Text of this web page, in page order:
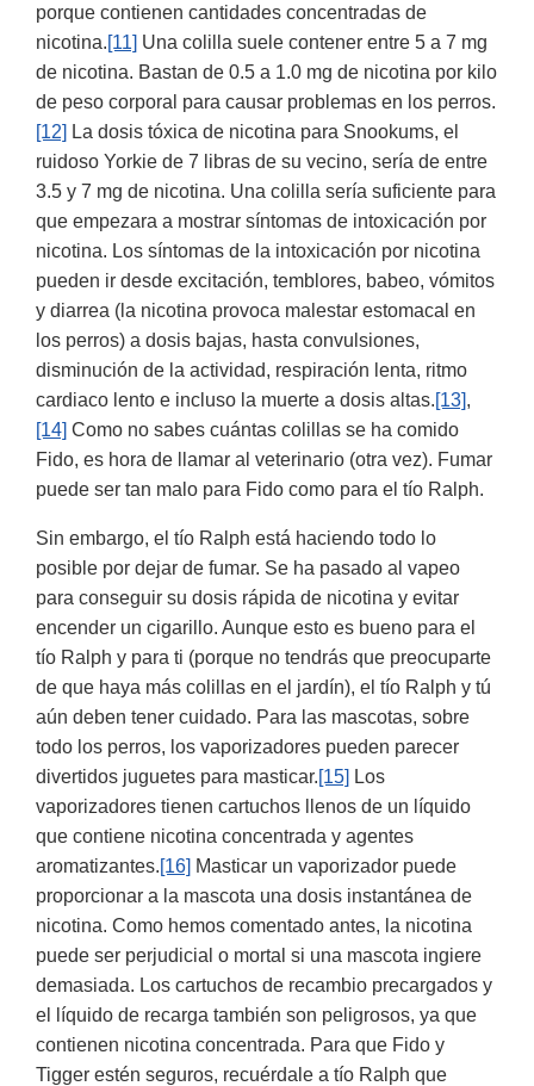
porque contienen cantidades concentradas de
nicotina.[11] Una colilla suele contener entre 5 a 7 mg
de nicotina. Bastan de 0.5 a 1.0 mg de nicotina por kilo
de peso corporal para causar problemas en los perros.
[12] La dosis tóxica de nicotina para Snookums, el
ruidoso Yorkie de 7 libras de su vecino, sería de entre
3.5 y 7 mg de nicotina. Una colilla sería suficiente para
que empezara a mostrar síntomas de intoxicación por
nicotina. Los síntomas de la intoxicación por nicotina
pueden ir desde excitación, temblores, babeo, vómitos
y diarrea (la nicotina provoca malestar estomacal en
los perros) a dosis bajas, hasta convulsiones,
disminución de la actividad, respiración lenta, ritmo
cardiaco lento e incluso la muerte a dosis altas.[13],
[14] Como no sabes cuántas colillas se ha comido
Fido, es hora de llamar al veterinario (otra vez). Fumar
puede ser tan malo para Fido como para el tío Ralph.
Sin embargo, el tío Ralph está haciendo todo lo
posible por dejar de fumar. Se ha pasado al vapeo
para conseguir su dosis rápida de nicotina y evitar
encender un cigarillo. Aunque esto es bueno para el
tío Ralph y para ti (porque no tendrás que preocuparte
de que haya más colillas en el jardín), el tío Ralph y tú
aún deben tener cuidado. Para las mascotas, sobre
todo los perros, los vaporizadores pueden parecer
divertidos juguetes para masticar.[15] Los
vaporizadores tienen cartuchos llenos de un líquido
que contiene nicotina concentrada y agentes
aromatizantes.[16] Masticar un vaporizador puede
proporcionar a la mascota una dosis instantánea de
nicotina. Como hemos comentado antes, la nicotina
puede ser perjudicial o mortal si una mascota ingiere
demasiada. Los cartuchos de recambio precargados y
el líquido de recarga también son peligrosos, ya que
contienen nicotina concentrada. Para que Fido y
Tigger estén seguros, recuérdale a tío Ralph que